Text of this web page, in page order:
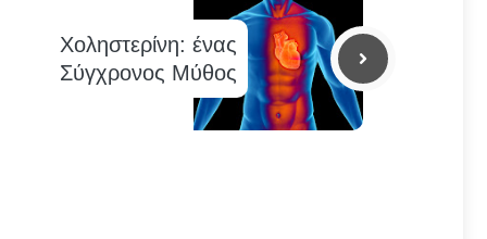
Χοληστερίνη: ένας
Σύγχρονος Μύθος